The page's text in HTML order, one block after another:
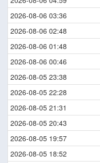
2026-08-06 03:36
2026-08-06 02:48
2026-08-06 01:48
2026-08-06 00:46
2026-08-05 23:38
2026-08-05 22:28
2026-08-05 21:31
2026-08-05 20:43
2026-08-05 19:57
2026-08-05 18:52